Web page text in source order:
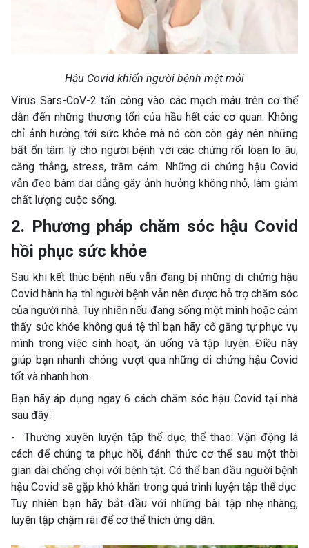
Hậu Covid khiến người bệnh mệt mỏi
Virus Sars-CoV-2 tấn công vào các mạch máu trên cơ thể
dẫn đến những thương tổn của hầu hết các cơ quan. Không
chỉ ảnh hưởng tới sức khỏe mà nó còn còn gây nên những
bất ổn tâm lý cho người bệnh với các chứng rối loạn lo âu,
căng thẳng, stress, trầm cảm. Những di chứng hậu Covid
vẫn đeo bám dai dẳng gây ảnh hưởng không nhỏ, làm giảm
chất lượng cuộc sống.
2. Phương pháp chăm sóc hậu Covid
hồi phục sức khỏe
Sau khi kết thúc bệnh nếu vẫn đang bị những di chứng hậu
Covid hành hạ thì người bệnh vẫn nên được hỗ trợ chăm sóc
của người nhà. Tuy nhiên nếu đang sống một mình hoặc cảm
thấy sức khỏe không quá tệ thì bạn hãy cố gắng tự phục vụ
mình trong việc sinh hoạt, ăn uống và tập luyện. Điều này
giúp bạn nhanh chóng vượt qua những di chứng hậu Covid
tốt và nhanh hơn.
Bạn hãy áp dụng ngay 6 cách chăm sóc hậu Covid tại nhà
sau đây:
- Thường xuyên luyện tập thể dục, thể thao: Vận động là
cách để chúng ta phục hồi, đánh thức cơ thể sau một thời
gian dài chống chọi với bệnh tật. Có thể ban đầu người bệnh
hậu Covid sẽ gặp khó khăn trong quá trình luyện tập thể dục.
Tuy nhiên bạn hãy bắt đầu với những bài tập nhẹ nhàng,
luyện tập chậm rãi để cơ thể thích ứng dần.